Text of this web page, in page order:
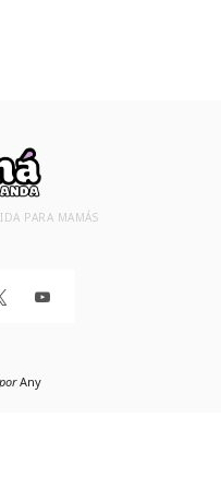
PARA MAMÁS
porAny